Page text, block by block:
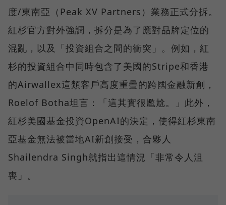
度/東南亞（Peak XV Partners）業務正式分拆。
紅杉官方對外強調，拆分是為了應對品牌定位的
混亂，以及「投資組合之間的衝突」。例如，紅
杉的投資組合中同時包含了美國的Stripe和香港
的Airwallex這類客戶高度重疊的跨國金融新創，
Roelof Botha坦言：「這其實很尷尬。」此外，
紅杉美國基金投資OpenAI的決定，使得紅杉東南
亞基金無法被當地AI新創接受，合夥人
Shailendra Singh就指出這情況「非常令人沮
喪」。